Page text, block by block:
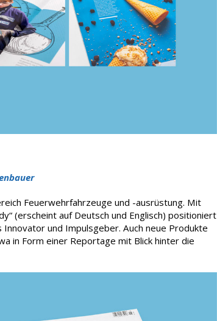
Feuerwehrfahrzeuge und -ausrüstung. Mit
(erscheint auf Deutsch und Englisch) positioniert
und Impulsgeber. Auch neue Produkte
in Form einer Reportage mit Blick hinter die